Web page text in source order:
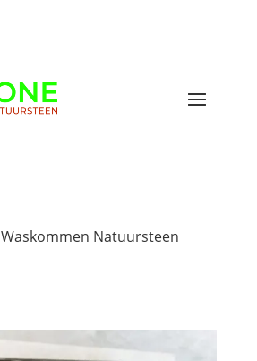
Waskommen Natuursteen